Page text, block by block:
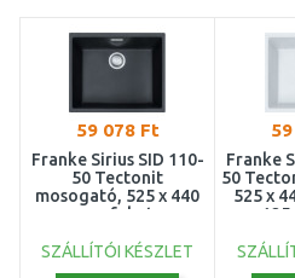
59 078 Ft
Franke Sirius SID 110-
50 Tectonit
mosogató, 525 x 440
mm, fekete
SZÁLLÍTÓI KÉSZLET
Franke
50
525 x